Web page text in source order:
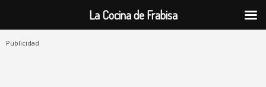
Publicidad
La Cocina de Frabisa